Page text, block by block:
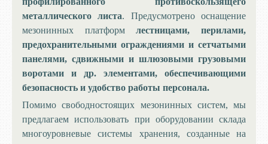
металлического листа. Предусмотрено оснащение
мезонинных платформлестницами, перилами,
предохранительными ограждениями и сетчатыми
панелями, сдвижными и шлюзовыми грузовыми
воротами и др. элементами, обеспечивающими
безопасность и удобство работы персонала.
Помимо свободностоящих мезонинных систем, мы
предлагаем использовать при оборудовании склада
многоуровневые системы хранения, созданные на